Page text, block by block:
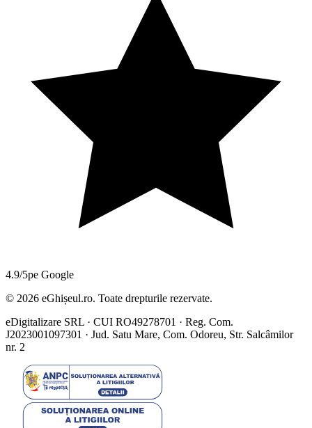
4.9/5pe Google
© 2026 eGhișeul.ro. Toate drepturile rezervate.
eDigitalizare SRL · CUI RO49278701 · Reg. Com.
J2023001097301 · Jud. Satu Mare, Com. Odoreu, Str. Salcâmilor
nr. 2